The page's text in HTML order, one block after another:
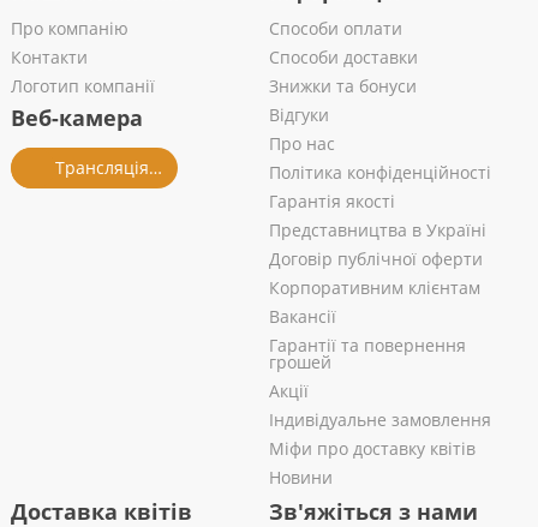
Про компанію
Контакти
Логотип компанії
Веб-камера
Трансляція із салону
Способи оплати
Способи доставки
Знижки та бонуси
Відгуки
Про нас
Політика конфіденційності
Гарантія якості
Представництва в Україні
Договір публічної оферти
Корпоративним клієнтам
Вакансії
Гарантії та повернення
грошей
Акції
Індивідуальне замовлення
Міфи про доставку квітів
Новини
Доставка квітів Зв'яжіться з нами